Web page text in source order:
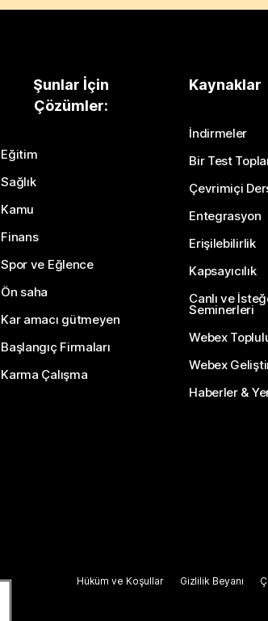
Şunlar İçin
Çözümler:
Eğitim
Sağlık
Kamu
Finans
Spor ve Eğlence
Ön saha
Kar amacı gütmeyen
Başlangıç Firmaları
Karma Çalışma
Kaynaklar
İndirmeler
Bir Test
Çevrimiçi
Entegrasyon
Erişilebilirlik
Kapsayıcılık
Canlı ve
Seminerleri
Webex
Webex
Haberler &
Hüküm ve Koşullar Gizlilik Beyanı